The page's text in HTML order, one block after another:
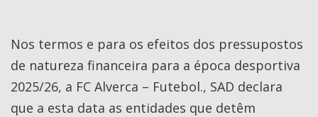
Nos termos e para os efeitos dos pressupostos
de natureza financeira para a época desportiva
2025/26, a FC Alverca – Futebol., SAD declara
que a esta data as entidades que detêm